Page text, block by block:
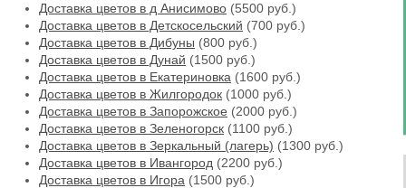
Доставка цветов в д Анисимово (5500 руб.)
Доставка цветов в Детскосельский (700 руб.)
Доставка цветов в Дибуны (800 руб.)
Доставка цветов в Дунай (1500 руб.)
Доставка цветов в Екатериновка (1600 руб.)
Доставка цветов в Жилгородок (1000 руб.)
Доставка цветов в Запорожское (2000 руб.)
Доставка цветов в Зеленогорск (1100 руб.)
Доставка цветов в Зеркальный (лагерь) (1300 руб.)
Доставка цветов в Ивангород (2200 руб.)
Доставка цветов в Игора (1500 руб.)